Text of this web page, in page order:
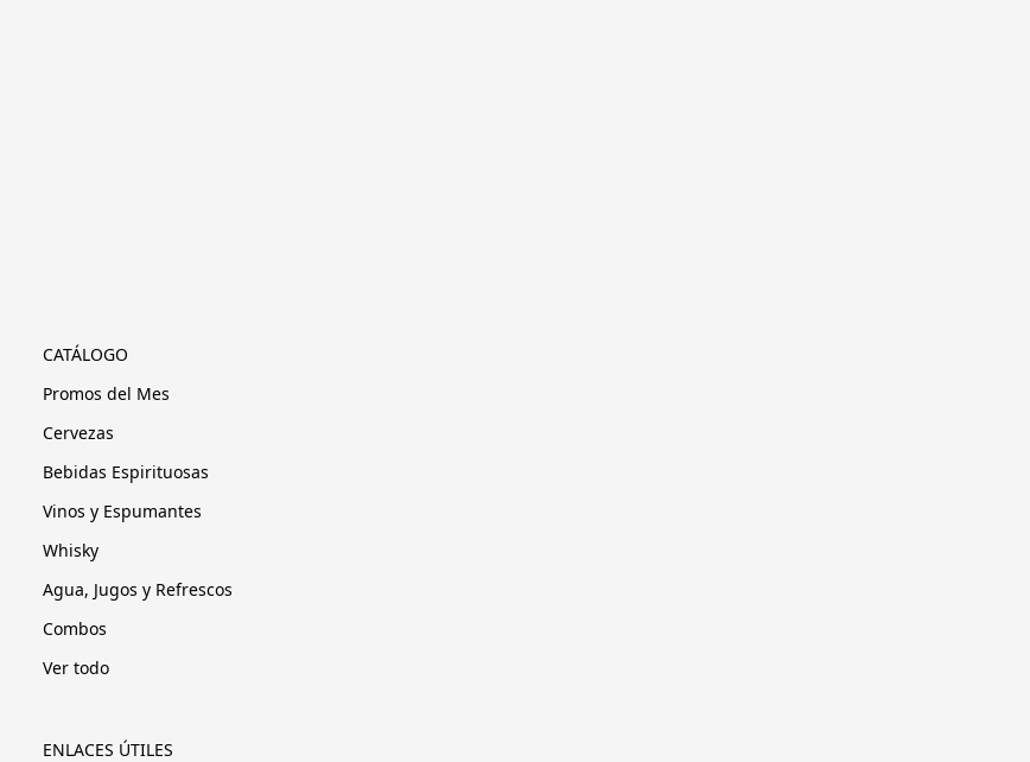
CATÁLOGO
Promos del Mes
Cervezas
Bebidas Espirituosas
Vinos y Espumantes
Whisky
Agua, Jugos y Refrescos
Combos
Ver todo
ENLACES ÚTILES